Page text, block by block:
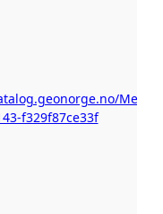
f329f87ce33f